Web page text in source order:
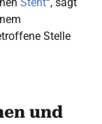
Stelle
und